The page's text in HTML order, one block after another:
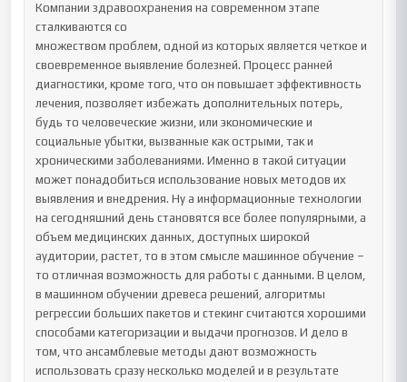
Компании здравоохранения на современном этапе
сталкиваются со
множеством проблем, одной из которых является четкое и
своевременное выявление болезней. Процесс ранней
диагностики, кроме того, что он повышает эффективность
лечения, позволяет избежать дополнительных потерь,
будь то человеческие жизни, или экономические и
социальные убытки, вызванные как острыми, так и
хроническими заболеваниями. Именно в такой ситуации
может понадобиться использование новых методов их
выявления и внедрения. Ну а информационные технологии
на сегодняшний день становятся все более популярными, а
объем медицинских данных, доступных широкой
аудитории, растет, то в этом смысле машинное обучение –
то отличная возможность для работы с данными. В целом,
в машинном обучении древеса решений, алгоритмы
регрессии больших пакетов и стекинг считаются хорошими
способами категоризации и выдачи прогнозов. И дело в
том, что ансамблевые методы дают возможность
использовать сразу несколько моделей и в результате